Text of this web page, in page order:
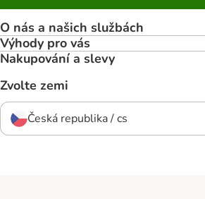
O nás a našich službách
Výhody pro vás
Nakupování a slevy
Zvolte zemi
Česká republika / cs